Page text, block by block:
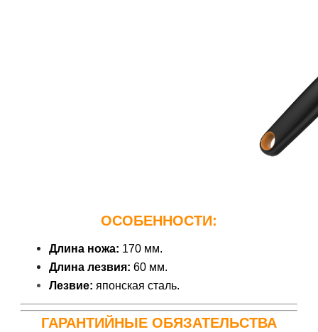
ОСОБЕННОСТИ:
Длина ножа: 170 мм.
Длина лезвия: 60 мм.
Лезвие: японская сталь.
ГАРАНТИЙНЫЕ ОБЯЗАТЕЛЬСТВА